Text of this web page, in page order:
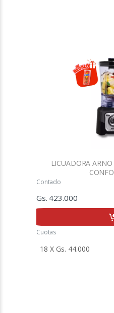
LICUADORA
Contado
Gs. 423.000
Cuotas